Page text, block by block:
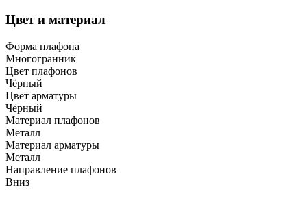
Цвет и материал
Форма плафона
Многогранник
Цвет плафонов
Чёрный
Цвет арматуры
Чёрный
Материал плафонов
Металл
Материал арматуры
Металл
Направление плафонов
Вниз